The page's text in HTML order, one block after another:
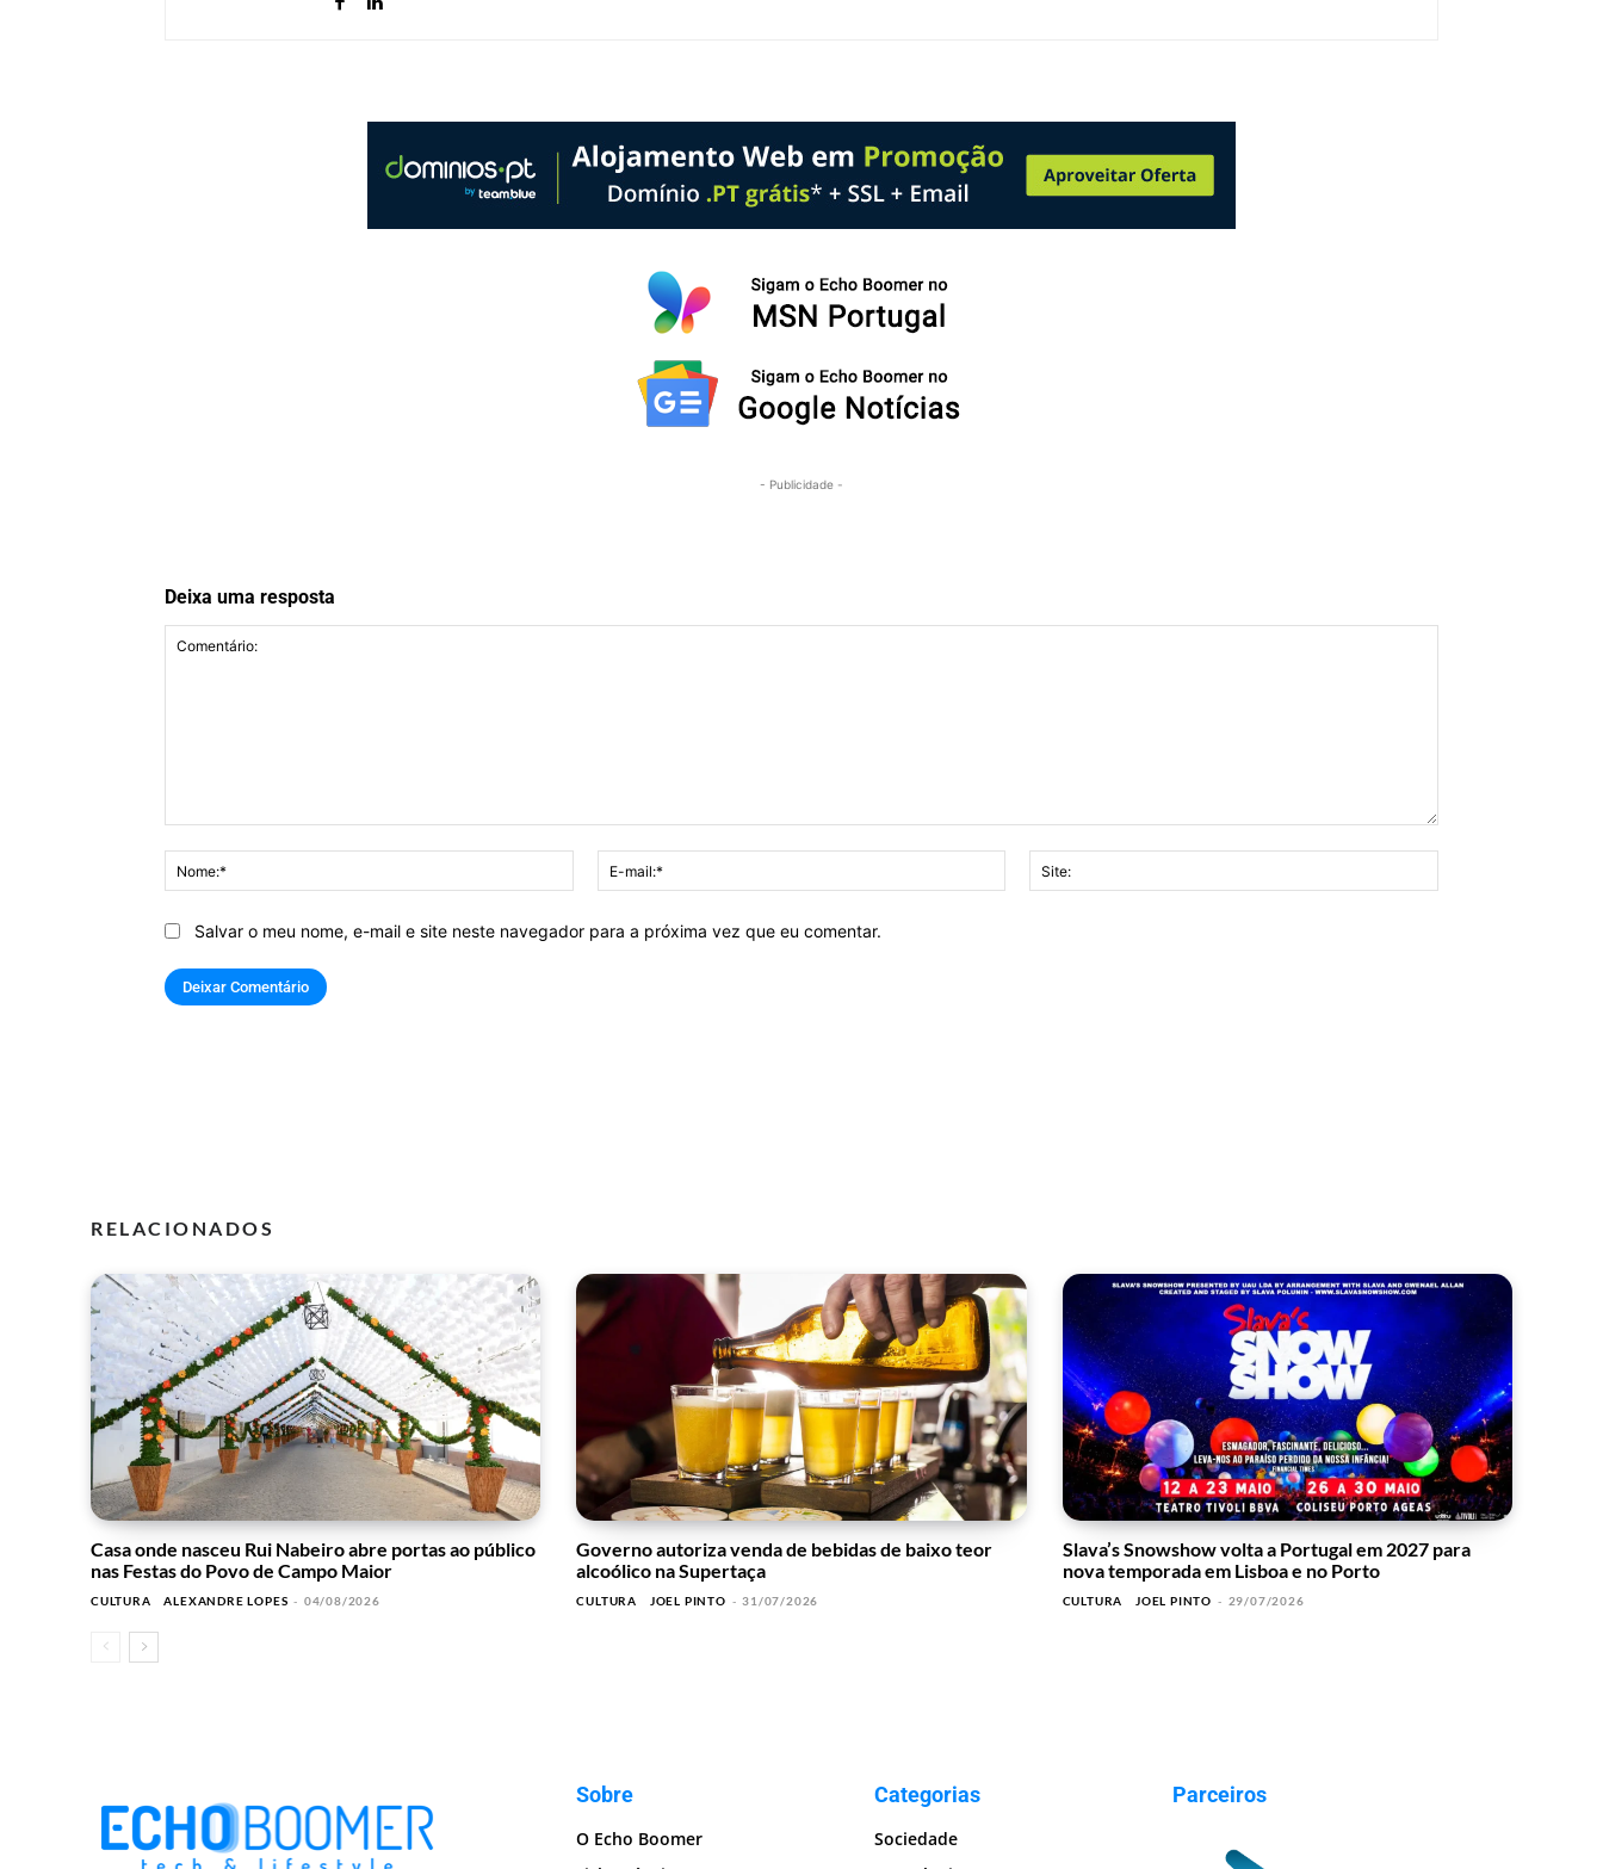
- Publicidade -
Deixa uma resposta
Nome:*
mail:*
Salvar o meu nome, e-mail e site neste navegador para a próxima vez que eu comentar.
RELACIONADOS
Casa onde nasceu Rui Nabeiro abre portas ao público
nas Festas do Povo de Campo Maior
CULTURA ALEXANDRE LOPES - 04/08/2026
Governo autoriza venda de bebidas de baixo teor
alcoólico na Supertaça
CULTURA JOEL PINTO - 31/07/2026
Slava’s Snowshow volta a Portugal em 2027 para
nova temporada em Lisboa e no Porto
CULTURA JOEL PINTO - 29/07/2026
Sobre
O Echo Boomer
Categorias
Sociedade
Parceiros